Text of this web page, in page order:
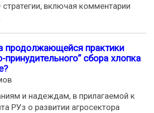
включая комментарии
продолжающейся практики
принудительного” сбора хлопка
и надеждам, в прилагаемой к
РУз о развитии агросектора